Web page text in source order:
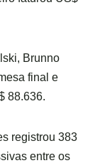
Brunno
final e
88.636.
registrou 383
entre os